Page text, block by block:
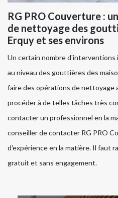
RG PRO Couverture :
de nettoyage des
Erquy et ses environs
Un certain nombre d'interventions
au niveau des gouttières des
faire des opérations de nettoyage
procéder à de telles tâches très
contacter un professionnel en la
conseiller de contacter RG PRO
d'expérience en la matière. Il faut
gratuit et sans engagement.